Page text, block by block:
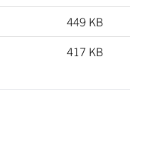
449 KB
417 KB